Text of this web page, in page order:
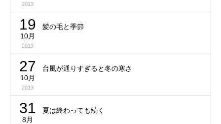
2013
19
10月
2013
髪の毛と季節
27
10月
2013
台風が通りすぎると冬の寒さ
31
8月
夏は終わっても続く